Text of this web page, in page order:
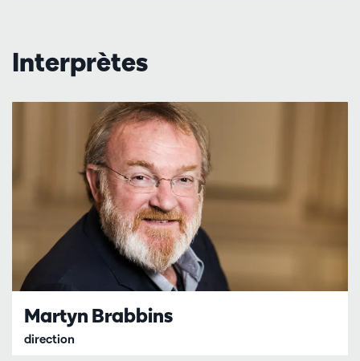
Interprètes
Martyn Brabbins
direction